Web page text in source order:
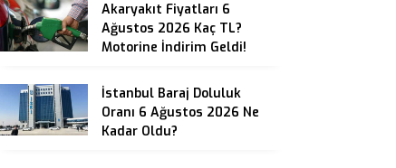
Akaryakıt Fiyatları 6
Ağustos 2026 Kaç TL?
Motorine İndirim Geldi!
İstanbul Baraj Doluluk
Oranı 6 Ağustos 2026 Ne
Kadar Oldu?